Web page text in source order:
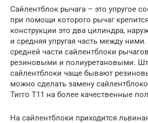
Сайлентблок рычага – это упругое
при помощи которого рычаг
конструкции это два цилиндра,
и средняя упругая часть между
средней части сайлентблоки
резиновыми и полиуретановыми.
сайлентблоки чаще бывают
можно сделать замену
Тигго Т11 на более качественные
На сайлентблоки приходится